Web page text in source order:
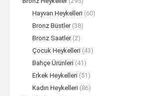
Hayvan Heykelleri (60)
Bronz Büstler (38)
Bronz Saatler (2)
Çocuk Heykelleri (43)
Bahçe Ürünleri (41)
Erkek Heykelleri (51)
Kadın Heykelleri (86)